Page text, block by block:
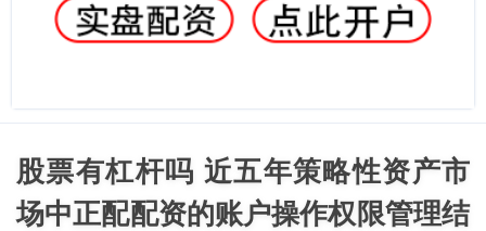
股票有杠杆吗 近五年策略性资产市
场中正配配资的账户操作权限管理结